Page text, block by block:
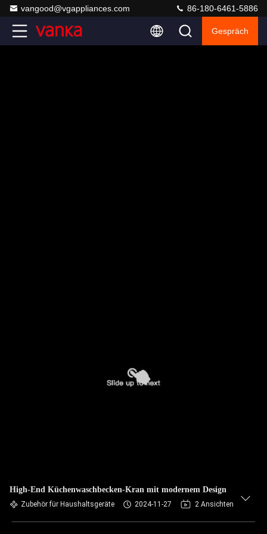
vangood@vgappliances.com 86-180-6461-5886
Gespräch
High-End Küchenwaschbecken-Kran mit modernem Design
Zubehör für Haushaltsgeräte 2024-11-27 2 Ansichten